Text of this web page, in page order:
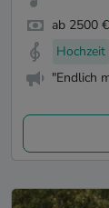
ab 2500 €
Hochzeit
"Endlich